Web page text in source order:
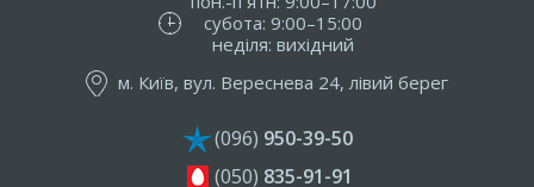
субота: 9:00–15:00
неділя: вихідний
м. Київ, вул. Вереснева 24, лівий берег
(096) 950-39-50
(050) 835-91-91